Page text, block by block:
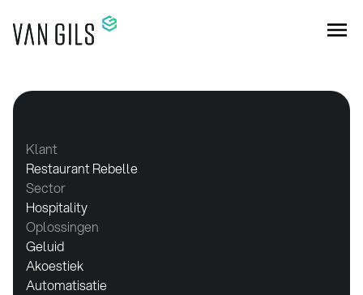
Klant
Restaurant Rebelle
Sector
Hospitality
Oplossingen
Geluid
Akoestiek
Automatisatie